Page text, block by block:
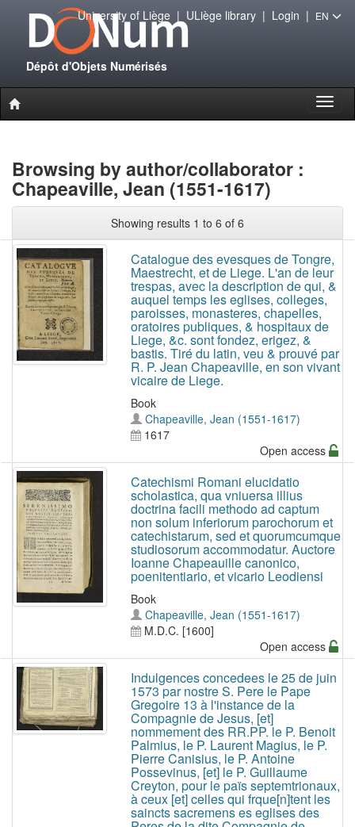
Dépôt d'Objets Numérisés
University of Liège| ULiège library| Login | EN
Browsing by author/collaborator :
Chapeaville, Jean (1551-1617)
Showing results 1 to 6 of 6
Catalogue des evesques de Tongre,
Maestrecht, et de Liege. L'an de leur
trespas, avec la description de qui, &
auquel temps les eglises, colleges,
paroisses, monasteres, chapelles,
oratoires publiques, & hospitaux de
Liege, &c. sont fondez, erigez, &
bastis. Tiré du latin, veu & prouvé par
R. P. Jean Chapeaville, en son vivant
vicaire de Liege.
Book
Chapeaville, Jean (1551-1617)
1617
Open access
Catechismi Romani elucidatio
scholastica, qua vniuersa illius
doctrina facili methodo ad captum
non solum inferiorum parochorum et
catechistarum, sed et quorumcumque
studiosorum accommodatur. Auctore
Ioanne Chapeauille canonico,
poenitentiario, et vicario Leodiensi
Book
Chapeaville, Jean (1551-1617)
M.D.C. [1600]
Open access
Indulgences concedees le 25 de juin
1573 par nostre S. Pere le Pape
Gregoire 13 à l'instance de la
Compagnie de Jesus, [et]
nommement des RR.PP. le P. Benoit
Palmius, le P. Laurent Magius, le P.
Pierre Canisius, le P. Antoine
Possevinus, [et] le P. Guillaume
Creyton, pour le païs septemtrionaux,
à ceux [et] celles qui frque[n]tent les
saincts sacremens es eglises des